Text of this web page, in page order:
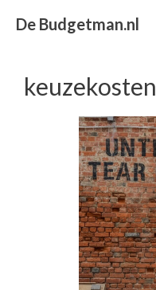
naarDe Budgetman.nl
keuzekosten